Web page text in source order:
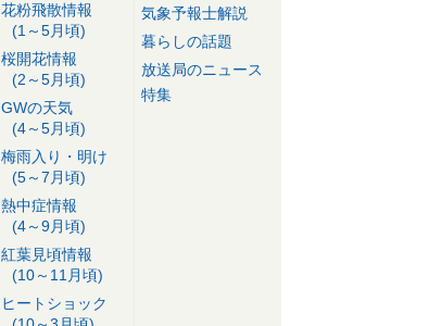
花粉飛散情報
(1～5月頃)
桜開花情報
(2～5月頃)
GWの天気
(4～5月頃)
梅雨入り・明け
(5～7月頃)
熱中症情報
(4～9月頃)
紅葉見頃情報
(10～11月頃)
ヒートショック
気象予報士解説
暮らしの話題
放送局のニュース
特集